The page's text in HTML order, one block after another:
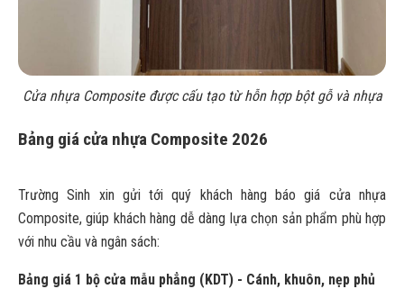
Cửa nhựa Composite được cấu tạo từ hỗn hợp bột gỗ và nhựa
Bảng giá cửa nhựa Composite 2026
Trường Sinh xin gửi tới quý khách hàng báo giá cửa nhựa
Composite, giúp khách hàng dễ dàng lựa chọn sản phẩm phù hợp
với nhu cầu và ngân sách:
Bảng giá 1 bộ cửa mẫu phẳng (KDT) - Cánh, khuôn, nẹp phủ